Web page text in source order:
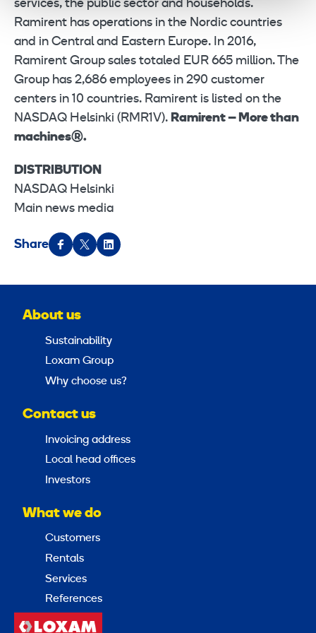
services, the public sector and households.
Ramirent has operations in the Nordic countries
and in Central and Eastern Europe. In 2016,
Ramirent Group sales totaled EUR 665 million. The
Group has 2,686 employees in 290 customer
centers in 10 countries. Ramirent is listed on the
NASDAQ Helsinki (RMR1V). Ramirent – More than
machines®.
DISTRIBUTION
NASDAQ Helsinki
Main news media
Share
About us
Sustainability
Loxam Group
Why choose us?
Contact us
Invoicing address
Local head offices
Investors
What we do
Customers
Rentals
Services
References